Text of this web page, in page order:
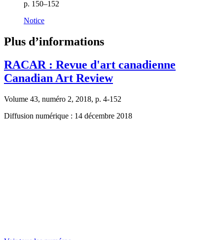
p. 150–152
Notice
Plus d’informations
RACAR : Revue d'art canadienne
Canadian Art Review
Volume 43, numéro 2, 2018, p. 4-152
Diffusion numérique : 14 décembre 2018